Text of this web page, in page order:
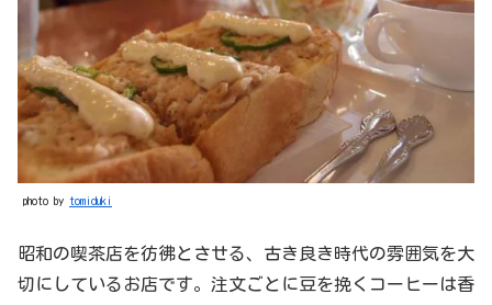
photo by tomiduki
昭和の喫茶店を彷彿とさせる、古き良き時代の雰囲気を大
切にしているお店です。注文ごとに豆を挽くコーヒーは香